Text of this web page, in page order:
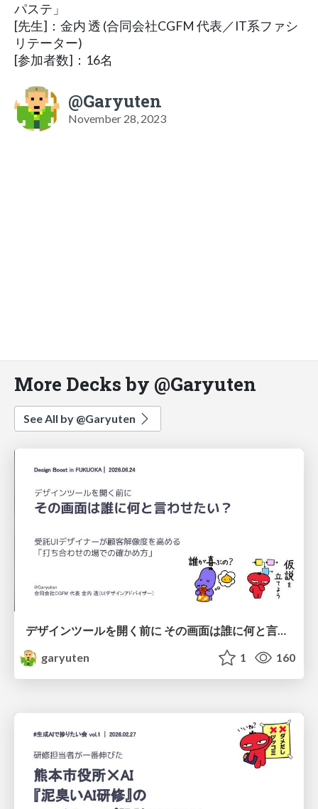
パステ」
[先生]：金内 透 (合同会社CGFM 代表／IT系ファシ
リテーター)
[参加者数]：16名
@Garyuten
November 28, 2023
More Decks by @Garyuten
See All by @Garyuten
デザインツールを開く前に その画面は誰に何と言わせたい？受託UIデザイナーが顧客解像度を高める 「打ち合わせの場での確かめ方」
garyuten
1 160